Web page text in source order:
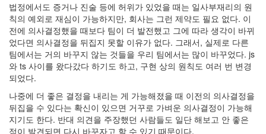
법정에서도 증거나 진술 등에 허위가 있었을 때는 일사부재리의 원
칙의 예외로 재심이 가능하지만, 회사는 그런 제약도 필요 없다. 이
전에 의사결정했을 때보다 팀이 더 발전했고 그에 따라 생각이 바뀌
었다면 의사결정을 뒤집지 못할 이유가 없다. 그래서, 실제로 다른
팀에서는 거의 바꾸지 않는 것들을 우리 팀에서는 많이 바꾸었다. js
와 ts 사이를 왔다갔다 하기도 하고, 구현 상의 원칙도 여러 번 변경
되었다.
나중에 더 좋은 결정을 내리는 게 가능해졌을 때 이전의 의사결정을
뒤집을 수 있다는 확신이 있으면 거꾸로 가벼운 의사결정이 가능해
지기도 한다. 반대 의견을 주장했던 사람들도 일단 해보고 안 좋은
점이 발견되면 다시 바꾸자고 할 수 있기 때문이다.